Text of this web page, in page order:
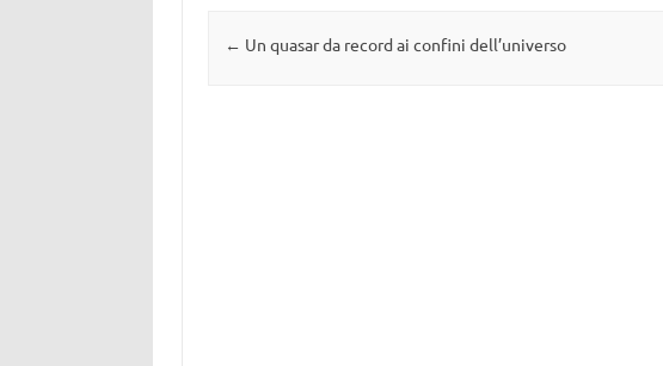
Navigazione articolo
← Un quasar da record ai confini dell’universo